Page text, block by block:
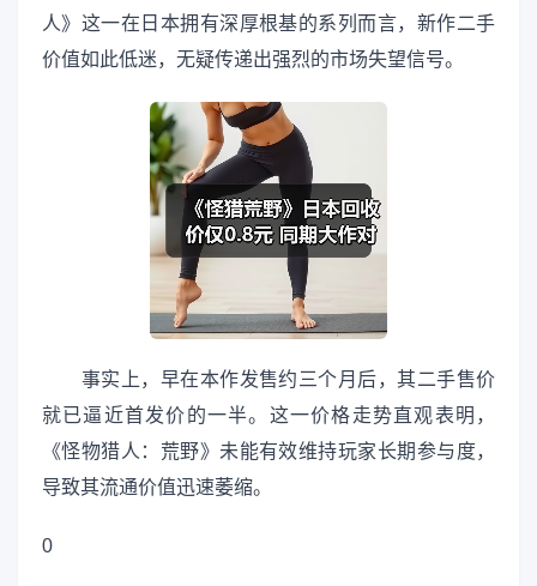
人》这一在日本拥有深厚根基的系列而言，新作二手
价值如此低迷，无疑传递出强烈的市场失望信号。
事实上，早在本作发售约三个月后，其二手售价
就已逼近首发价的一半。这一价格走势直观表明，
《怪物猎人：荒野》未能有效维持玩家长期参与度，
导致其流通价值迅速萎缩。
0